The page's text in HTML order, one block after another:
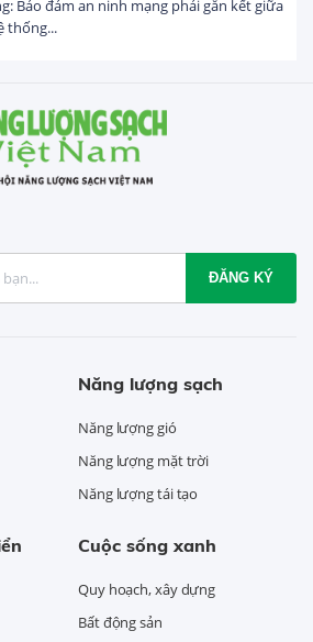
FDI đăng ký vào Việt Nam đạt gần 25 tỷ
5 tháng...
ĐĂNG KÝ
Năng lượng sạch
Năng lượng gió
Năng lượng mặt trời
Năng lượng tái tạo
Cuộc sống xanh
Quy hoạch, xây dựng
Bất động sản